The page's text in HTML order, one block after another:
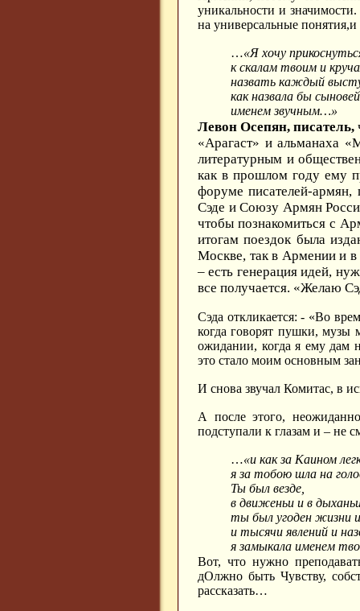
уникальности и
на универсальные понятия,и
…«Я хочу
к скалам твоим и
назвать каждый
как назвала бы
именем звучным…»
Левон Осепян, писатель,
«Арагаст» и альманаха
литературным и
как в прошлом году ему
форуме писателей-армян,
Сэде и Союзу Армян
чтобы познакомиться с
итогам поездок была
Москве, так в Армении и в
– есть генерация идей,
все получается. «Желаю
Сэда откликается: - «Во
когда говорят пушки, музы
ожидании, когда я ему дам
это стало моим основным
И снова звучал Комитас, в
А после этого,
подступали к глазам и – не
…«и как за Каином
я за тобою шла на
Ты был везде,
в движеньи и в
ты был угоден жизни
и тысячи явлений и
я замыкала именем
Вот, что нужно
дОлжно быть Чувству,
рассказать…